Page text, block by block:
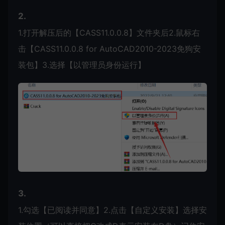
2.
1.打开解压后的【CASS11.0.0.8】文件夹后2.鼠标右
击【CASS11.0.0.8 for AutoCAD2010-2023免狗安
装包】3.选择【以管理员身份运行】
3.
1.勾选【已阅读并同意】2.点击【自定义安装】选择安